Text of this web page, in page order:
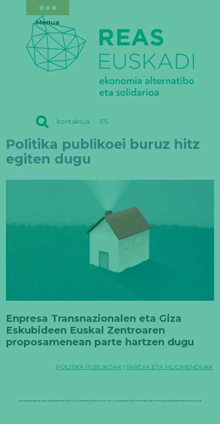
kontaktua ES
Menua
Politika publikoei buruz hitz
egiten dugu
Enpresa Transnazionalen eta Giza
Eskubideen Euskal Zentroaren
proposamenean parte hartzen dugu
POLITIKA PUBLIKOAK | SAREAK ETA MUGIMENDUAK